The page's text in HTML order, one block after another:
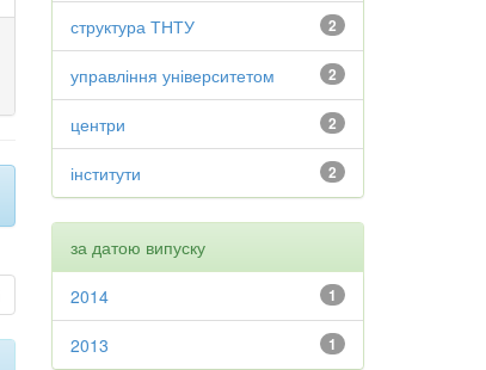
2
структура ТНТУ
2
управління університетом
2
центри
2
інститути
за датою випуску
1
2014
1
2013